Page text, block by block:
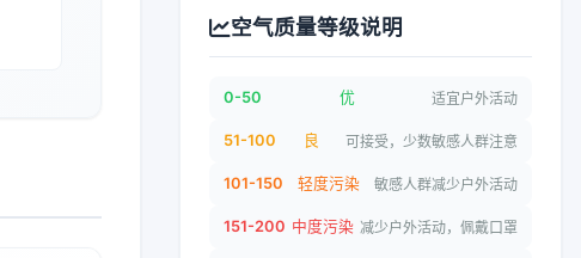
空气质量等级说明
0-50 优 适宜户外活动
51-100 良 可接受，少数敏感人群注意
101-150 轻度污染 敏感人群减少户外活动
151-200 中度污染 减少户外活动，佩戴口罩